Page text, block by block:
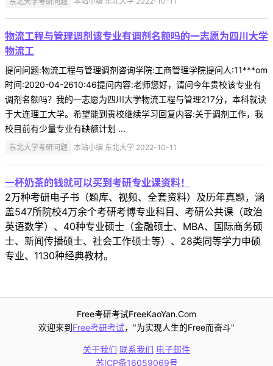
物流工程与管理调剂该专业有调剂名额吗的一志愿为四川大学
物流工
提问问题:物流工程与管理调剂咨询学院:工商管理学院提问人:11***om
时间:2020-04-2610:46提问内容:老师您好，请问今年贵校该专业有
调剂名额吗？我的一志愿为四川大学物流工程与管理217分，本科就读
于大连理工大学。希望能到贵校继续学习回复内容:关于调剂工作，我
校目前有少量专业有缺额计划 ...
东北大学考研问题 本站小编 东北大学 2022-10-11
一杯奶茶的钱就可以买到考研专业课资料！
2万种考研电子书（题库、视频、全套资料）及历年真题，涵
盖547所院校4万余个考研考博专业科目、考研公共课（政治
英语数学）、40种专业硕士（金融硕士、MBA、国际商务硕
士、新闻传播硕士、社会工作硕士等）、28类同等学力申硕
专业、1130种经典教材。
Free考研考试FreeKaoYan.Com
欢迎来到Free考研考试，"为实现人生的Free而奋斗"
关于我们 联系我们 电子邮件
苏ICP备16059069号